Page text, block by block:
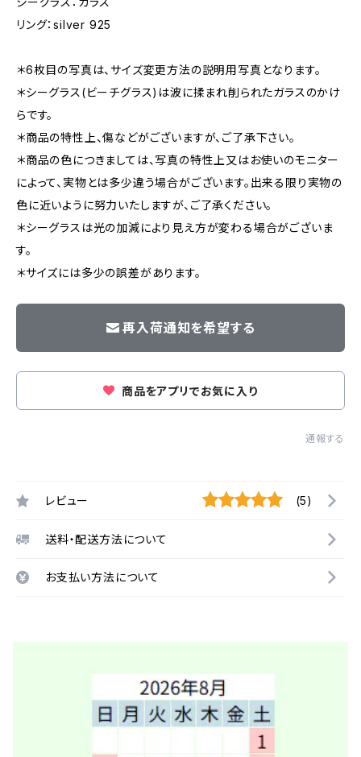
リング：silver 925
＊6枚目の写真は、サイズ変更方法の説明用写真となります。
＊シーグラス(ビーチグラス)は波に揉まれ削られたガラスのかけ
らです。
＊商品の特性上、傷などがございますが、ご了承下さい。
＊商品の色につきましては、写真の特性上又はお使いのモニター
によって、実物とは多少違う場合がございます。出来る限り実物の
色に近いように努力いたしますが、ご了承ください。
＊シーグラスは光の加減により見え方が変わる場合がございま
す。
＊サイズには多少の誤差があります。
再入荷通知を希望する
商品をアプリでお気に入り
通報する
レビュー (5)
送料・配送方法について
お支払い方法について